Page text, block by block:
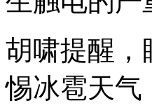
胡啸提醒，
惕冰雹天气